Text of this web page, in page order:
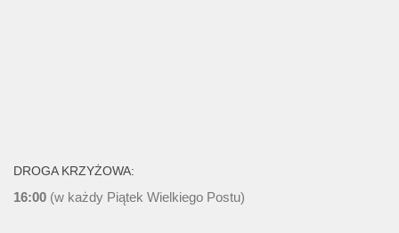
DROGA KRZYŻOWA:
16:00 (w każdy Piątek Wielkiego Postu)